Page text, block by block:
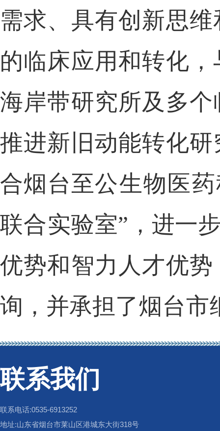
需求、具有创新思
的临床应用和转化
海岸带研究所及多
推进新旧动能转化
合烟台至公生物医
联合实验室”，进一
优势和智力人才优
询，并承担了烟台市
联系我们
联系电话:0535-6913252
地址:山东省烟台市莱山区港城东大街318号